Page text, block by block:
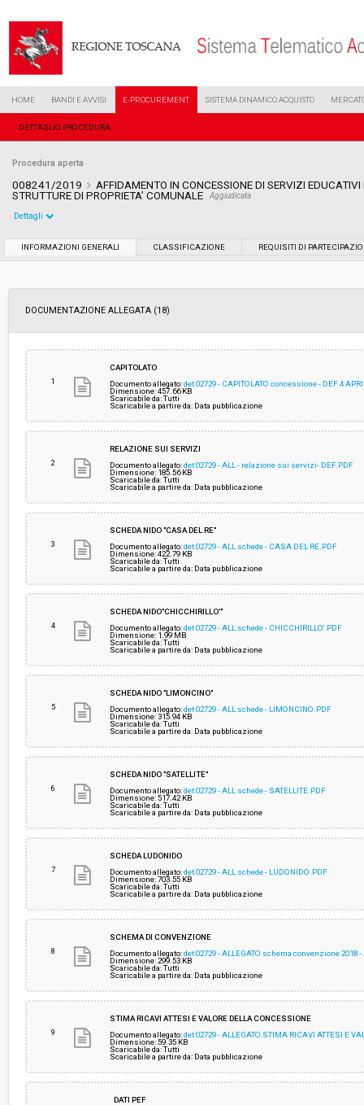
HOME BANDI E AVVISI E-PROCUREMENT SISTEMA DINAMICO ACQUISTO
DETTAGLIO PROCEDURA
Procedura aperta
008241/2019
AFFIDAMENTO IN CONCESSIONE DI SERVIZI
STRUTTURE DI PROPRIETA’ COMUNALE
Aggiudicata
Data pubblicazione:
Svolgimento:
Responsabile attuale: COMUNE DI LIVORNO - Ufficio Gare e Contratti
Dettagli
INFORMAZIONI GENERALI CLASSIFICAZIONE REQUISITI DI
DOCUMENTAZIONE ALLEGATA (18)
1
CAPITOLATO
Documento allegato:det 02729 - CAPITOLATO concessione - DEF 4
Dimensione: 457.66 KB
Scaricabile da: Tutti
Scaricabile a partire da: Data pubblicazione
2
RELAZIONE SUI SERVIZI
Documento allegato:det 02729 - ALL - relazione sui servizi- DEF.PDF
Dimensione: 185.56 KB
Scaricabile da: Tutti
Scaricabile a partire da: Data pubblicazione
3
SCHEDA NIDO "CASA DEL RE"
Documento allegato:det 02729 - ALL schede - CASA DEL RE.PDF
Dimensione: 422.79 KB
Scaricabile da: Tutti
Scaricabile a partire da: Data pubblicazione
4
SCHEDA NIDO"CHICCHIRILLO'"
Documento allegato:det 02729 - ALL schede - CHICCHIRILLO'.PDF
Dimensione: 1.99 MB
Scaricabile da: Tutti
Scaricabile a partire da: Data pubblicazione
5
SCHEDA NIDO "LIMONCINO"
Documento allegato:det 02729 - ALL schede - LIMONCINO.PDF
Dimensione: 315.94 KB
Scaricabile da: Tutti
Scaricabile a partire da: Data pubblicazione
6
SCHEDA NIDO "SATELLITE"
Documento allegato:det 02729 - ALL schede - SATELLITE.PDF
Dimensione: 517.42 KB
Scaricabile da: Tutti
Scaricabile a partire da: Data pubblicazione
7
SCHEDA LUDONIDO
Documento allegato:det 02729 - ALL schede - LUDONIDO.PDF
Dimensione: 703.55 KB
Scaricabile da: Tutti
Scaricabile a partire da: Data pubblicazione
8
SCHEMA DI CONVENZIONE
Documento allegato:det 02729 - ALLEGATO schema convenzione 2018 -
Dimensione: 299.53 KB
Scaricabile da: Tutti
Scaricabile a partire da: Data pubblicazione
9
STIMA RICAVI ATTESI E VALORE DELLA CONCESSIONE
Documento allegato:det 02729 - ALLEGATO STIMA RICAVI ATTESI E
Dimensione: 59.35 KB
Scaricabile da: Tutti
Scaricabile a partire da: Data pubblicazione
DATI PEF